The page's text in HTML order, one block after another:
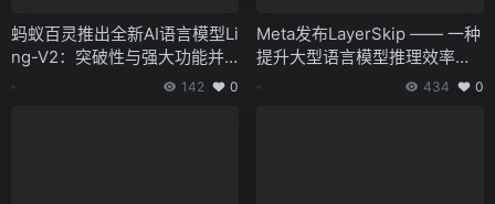
蚂蚁百灵推出全新AI语言模型Li
ng-V2：突破性与强大功能并
142 0
Meta发布LayerSkip —— 一种
提升大型语言模型推理效率的
434 0